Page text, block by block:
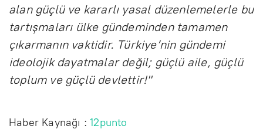
alan güçlü ve kararlı yasal düzenlemelerle bu
tartışmaları ülke gündeminden tamamen
çıkarmanın vaktidir. Türkiye’nin gündemi
ideolojik dayatmalar değil; güçlü aile, güçlü
toplum ve güçlü devlettir!"
Haber Kaynağı :12punto